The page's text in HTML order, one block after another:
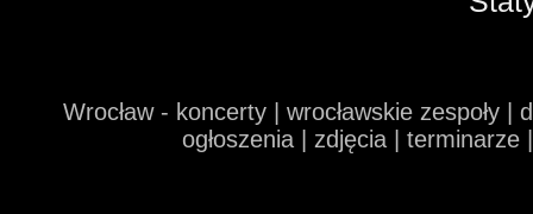
Wrocław - koncerty | wrocławskie zespoły
ogłoszenia | zdjęcia |